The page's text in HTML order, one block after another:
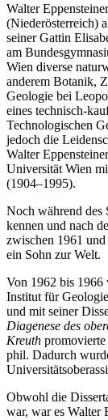
Walter
(Niederösterreich)
seiner Gattin
am
Wien diverse
anderem Botanik,
Geologie bei
eines technisch-
Technologischen
jedoch die
Walter
Universität Wien
(1904–1995).
Noch während des
kennen und nach
zwischen 1961
ein Sohn zur Welt.
Von 1962 bis 1966
Institut für
und mit seiner
Diagenese des
Kreuth
phil. Dadurch
Obwohl die
war, war es Walter